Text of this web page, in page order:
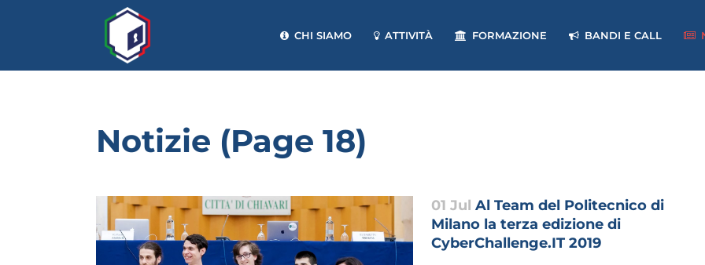
CHI SIAMO ATTIVITÀ FORMAZIONE BANDI E CALL
Notizie (Page 18)
01 Jul Al Team del Politecnico di
Milano la terza edizione di
CyberChallenge.IT 2019